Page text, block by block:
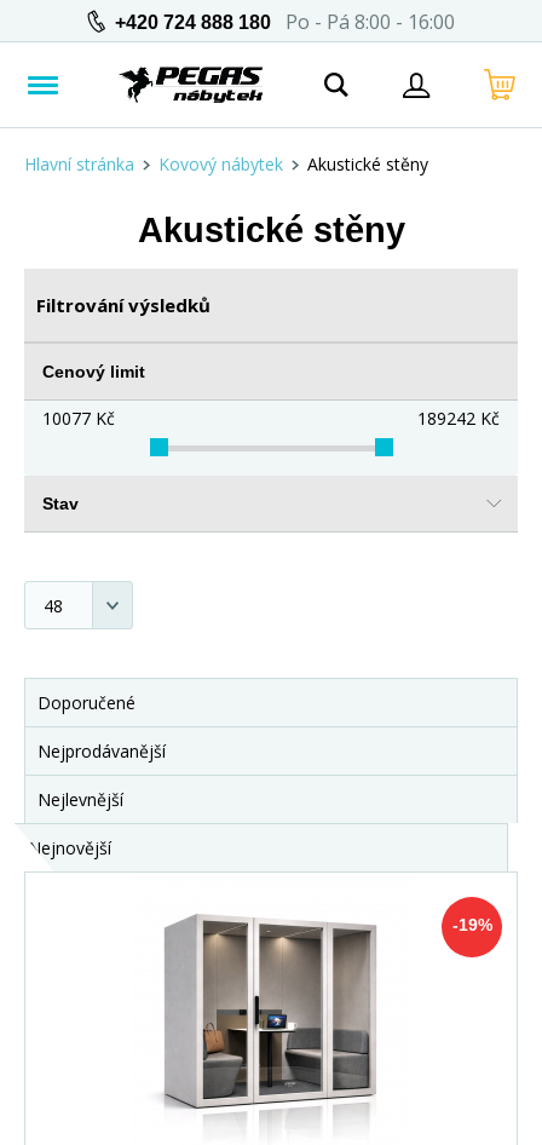
+420 724 888 180 Po - Pá 8:00 - 16:00
Hlavní stránka Kovový nábytek Akustické stěny
Akustické stěny
Filtrování výsledků
Cenový limit
10077 Kč 189242 Kč
Stav
Doporučené
Nejprodávanější
Nejlevnější
Nejnovější
-19%